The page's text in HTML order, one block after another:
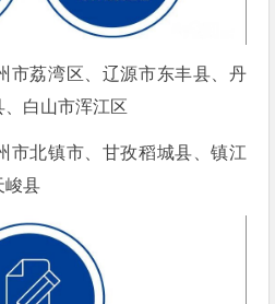
市荔湾区、辽源市东丰县、丹
白山市浑江区
市北镇市、甘孜稻城县、镇江
峻县